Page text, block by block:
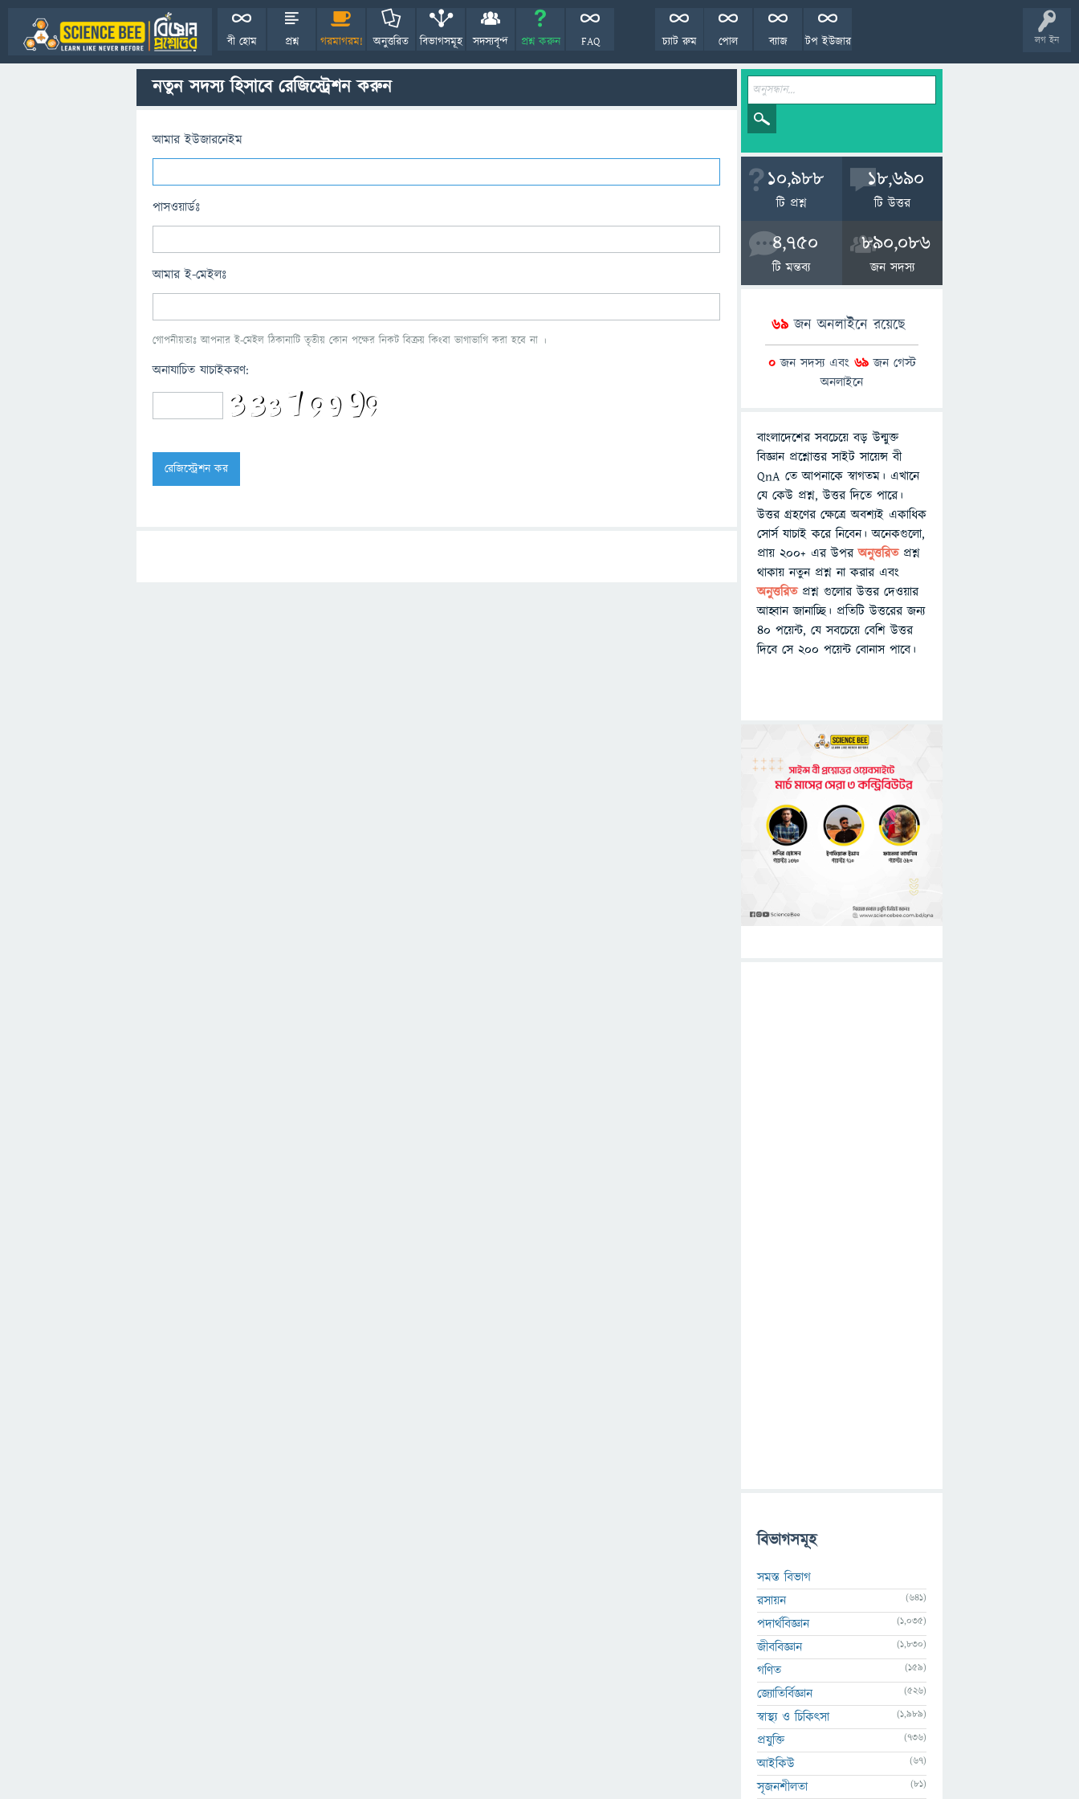
লগ ইন
বী হোম প্রশ্ন গরমাগরম! অনুত্তরিত বিভাগসমূহ সদস্যবৃন্দ প্রশ্ন করুন FAQ টপ ইউজার
ব্যাজ
পোল
চ্যাট রুম
নতুন সদস্য হিসাবে রেজিস্ট্রেশন করুন
আমার ইউজারনেইম
পাসওয়ার্ডঃ
আমার ই-মেইলঃ
গোপনীয়তাঃ আপনার ই-মেইল ঠিকানাটি তৃতীয় কোন পক্ষের নিকট বিক্রয় কিংবা ভাগাভাগি করা হবে না ।
অনাযাচিত যাচাইকরণ:
10,988
টি প্রশ্ন
18,690
টি উত্তর
4,750
টি মন্তব্য
890,086
জন সদস্য
69 জন অনলাইনে রয়েছে
0জন সদস্য এবং 69জন গেস্ট
অনলাইনে
বাংলাদেশের সবচেয়ে বড় উন্মুক্ত
বিজ্ঞান প্রশ্নোত্তর সাইট সায়েন্স বী
QnA তে আপনাকে স্বাগতম। এখানে
যে কেউ প্রশ্ন, উত্তর দিতে পারে।
উত্তর গ্রহণের ক্ষেত্রে অবশ্যই একাধিক
সোর্স যাচাই করে নিবেন। অনেকগুলো,
প্রায় ২০০+ এর উপরঅনুত্তরিতপ্রশ্ন
থাকায় নতুন প্রশ্ন না করার এবং
অনুত্তরিত প্রশ্ন গুলোর উত্তর দেওয়ার
আহ্বান জানাচ্ছি। প্রতিটি উত্তরের জন্য
৪০ পয়েন্ট, যে সবচেয়ে বেশি উত্তর
দিবে সে ২০০ পয়েন্ট বোনাস পাবে।
বিভাগসমূহ
সমস্ত বিভাগ
রসায়ন
(641)
পদার্থবিজ্ঞান (1,035)
জীববিজ্ঞান (1,830)
গণিত (159)
জ্যোতির্বিজ্ঞান (526)
স্বাস্থ্য ও চিকিৎসা (1,989)
প্রযুক্তি (736)
আইকিউ (67)
সৃজনশীলতা (81)